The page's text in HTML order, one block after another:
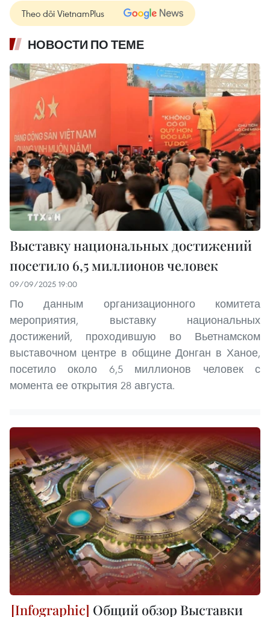
Theo dõi VietnamPlus
НОВОСТИ ПО ТЕМЕ
Выставку национальных достижений
посетило 6,5 миллионов человек
09/09/2025 19:00
По данным организационного комитета
мероприятия, выставку национальных
достижений, проходившую во Вьетнамском
выставочном центре в общине Донган в Ханое,
посетило около 6,5 миллионов человек с
момента ее открытия 28 августа.
Общий обзор Выставки